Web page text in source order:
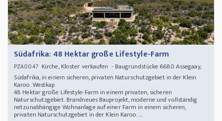
Südafrika: 48 Hektar große Lifestyle-Farm
PZA0047 Kirche, Kloster verkaufen - Baugrundstücke 6680 Assegaay,
Südafrika, in einem sicheren, privaten Naturschutzgebiet in der Klein
Karoo. Westkap
48 Hektar große Lifestyle-Farm in einem privaten, sicheren
Naturschutzgebiet. Brandneues Bauprojekt, moderne und vollständig
netzunabhängige Wohnanlage auf einer Farm in einem sicheren,
privaten Naturschutzgebiet in der Klein Karoo. ...